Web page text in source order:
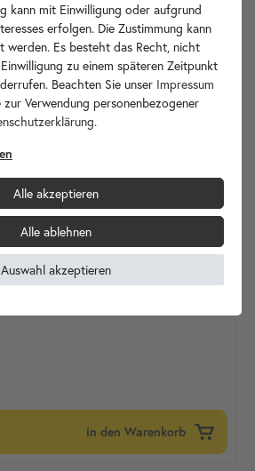
in den Warenkorb
kann mit Einwilligung oder aufgrund
erfolgen. Die Zustimmung kann
werden. Es besteht das Recht, nicht
zu einem späteren Zeitpunkt
Beachten Sie unser Impressum
Verwendung personenbezogener
.
Alle akzeptieren
Alle ablehnen
Auswahl akzeptieren